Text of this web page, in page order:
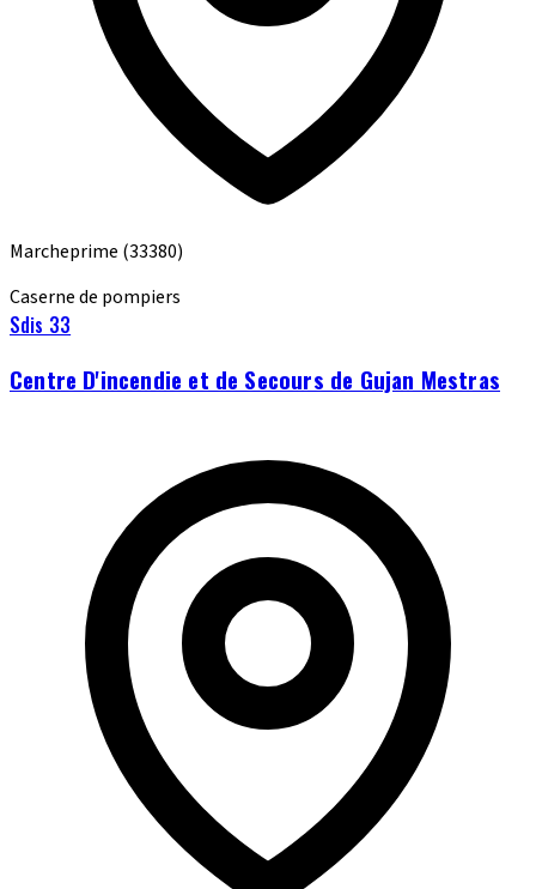
Marcheprime (33380)
Caserne de pompiers
Sdis 33
Centre D'incendie et de Secours de Gujan Mestras